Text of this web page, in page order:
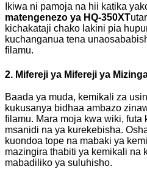
Ikiwa ni pamoja na hii katika
matengenezo ya HQ-350XT
kichakataji chako lakini pia
kuchanganua tena
filamu.
2. Mifereji ya Mifereji ya
Baada ya muda, kemikali za
kukusanya bidhaa ambazo
filamu. Mara moja kwa wiki, futa
msanidi na ya kurekebisha.
kuondoa tope na mabaki ya
mazingira thabiti ya kemikali na
mabadiliko ya suluhisho.